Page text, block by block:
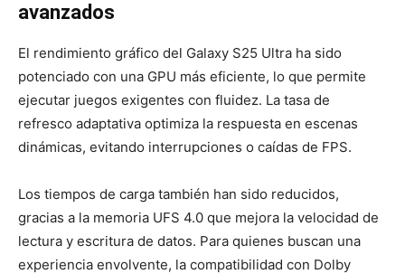
avanzados
El rendimiento gráfico del Galaxy S25 Ultra ha sido
potenciado con una GPU más eficiente, lo que permite
ejecutar juegos exigentes con fluidez. La tasa de
refresco adaptativa optimiza la respuesta en escenas
dinámicas, evitando interrupciones o caídas de FPS.
Los tiempos de carga también han sido reducidos,
gracias a la memoria UFS 4.0 que mejora la velocidad de
lectura y escritura de datos. Para quienes buscan una
experiencia envolvente, la compatibilidad con Dolby